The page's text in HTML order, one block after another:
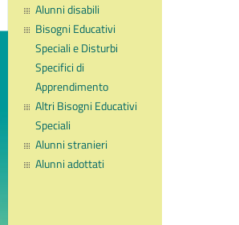
Alunni disabili
Bisogni Educativi
Speciali e Disturbi
Specifici di
Apprendimento
Altri Bisogni Educativi
Speciali
Alunni stranieri
Alunni adottati